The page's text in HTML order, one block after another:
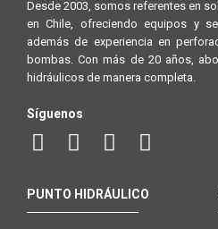
Desde 2003, somos referentes en
en Chile, ofreciendo equipos y
además de experiencia en
bombas. Con más de 20 años,
hidráulicos de manera completa.
Síguenos
PUNTO HIDRÁULICO